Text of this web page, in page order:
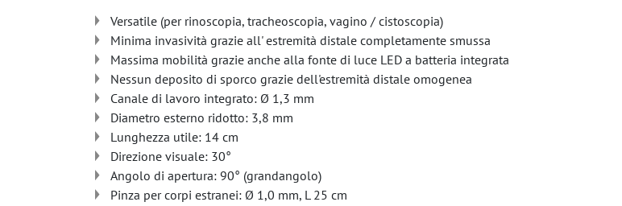
Versatile (per rinoscopia, tracheoscopia, vagino / cistoscopia)
Minima invasività grazie all' estremità distale completamente smussa
Massima mobilità grazie anche alla fonte di luce LED a batteria integrata
Nessun deposito di sporco grazie dell'estremità distale omogenea
Canale di lavoro integrato: Ø 1,3 mm
Diametro esterno ridotto: 3,8 mm
Lunghezza utile: 14 cm
Direzione visuale: 30°
Angolo di apertura: 90° (grandangolo)
Pinza per corpi estranei: Ø 1,0 mm, L 25 cm